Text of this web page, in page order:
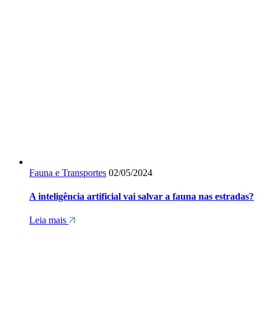
Fauna e Transportes 02/05/2024
A inteligência artificial vai salvar a fauna nas estradas?
Leia mais